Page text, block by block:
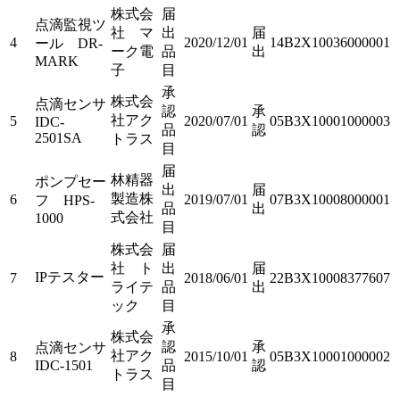
4
点滴監視ツ
ール DR-
MARK
株式会
社 マ
ーク電
子
届
出
品
目
2020/12/01
届
出
14B2X10036000001
5
点滴センサ
IDC-
2501SA
株式会
社アク
トラス
承
認
品
目
2020/07/01
承
認
05B3X10001000003
6
ポンプセー
フ HPS-
1000
林精器
製造株
式会社
届
出
品
目
2019/07/01
届
出
07B3X10008000001
7 IPテスター
株式会
社 ト
ライテ
ック
届
出
品
目
2018/06/01
届
出
22B3X10008377607
8
点滴センサ
IDC-1501
株式会
社アク
トラス
承
認
品
目
2015/10/01
承
認
05B3X10001000002